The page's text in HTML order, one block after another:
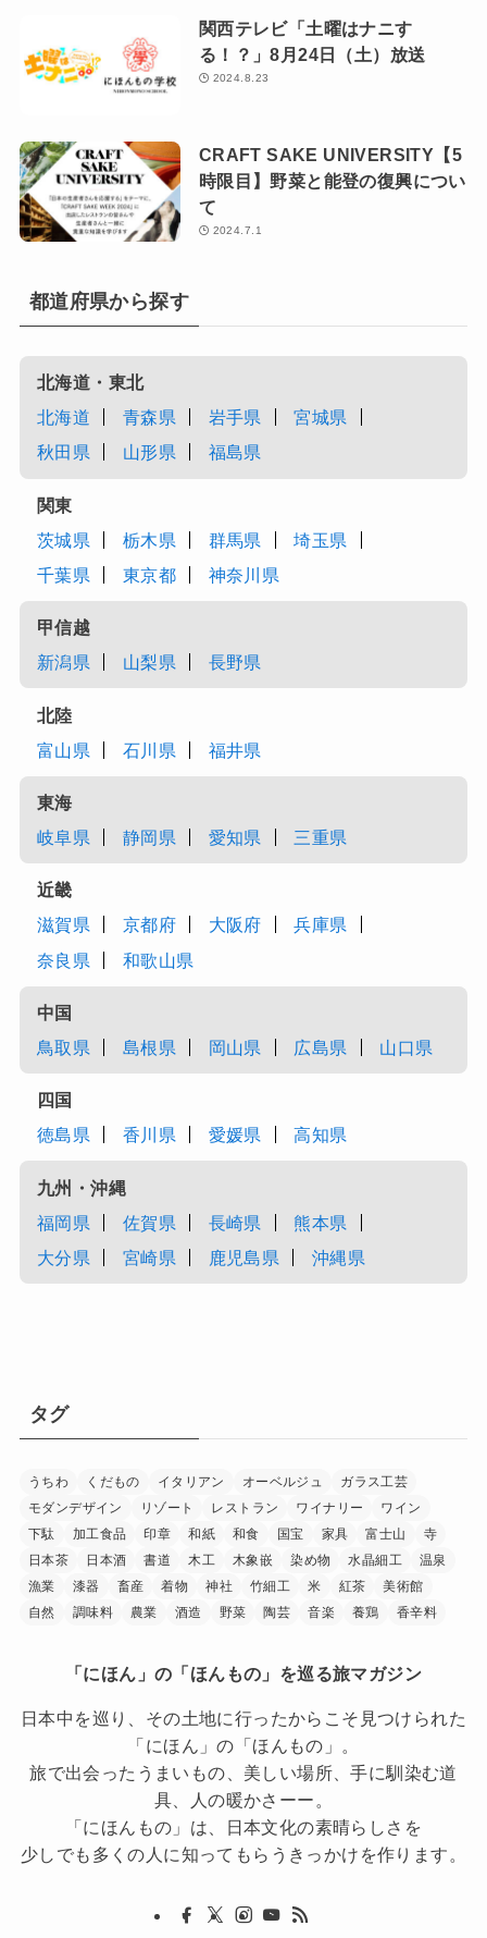
関西テレビ「土曜はナニす
る！？」8月24日（土）放送
2024.8.23
CRAFT SAKE UNIVERSITY【5
時限目】野菜と能登の復興につい
て
2024.7.1
都道府県から探す
北海道・東北
北海道
青森県 岩手県
宮城県
秋田県
山形県 福島県
関東
茨城県
栃木県 群馬県
埼玉県
千葉県
東京都 神奈川県
甲信越
新潟県
山梨県 長野県
北陸
富山県
石川県 福井県
東海
岐阜県
静岡県 愛知県 三重県
近畿
滋賀県
京都府 大阪府
兵庫県
奈良県
和歌山県
中国
鳥取県
島根県 岡山県 広島県 山口県
四国
徳島県
香川県 愛媛県 高知県
九州・沖縄
福岡県
佐賀県 長崎県
熊本県
大分県
宮崎県 鹿児島県 沖縄県
タグ
うちわ くだもの イタリアン オーベルジュ
ガラス工芸
モダンデザイン
リゾート レストラン ワイナリー
ワイン
下駄
加工食品 印章 和紙 和食 国宝 家具 富士山
寺
日本茶
日本酒 書道 木工 木象嵌 染め物 水晶細工
温泉
漁業
漆器 畜産 着物 神社 竹細工 米 紅茶
美術館
自然
調味料 農業 酒造 野菜 陶芸 音楽 養鶏 香辛料
「にほん」の「ほんもの」を巡る旅マガジン
日本中を巡り、その土地に行ったからこそ見つけられた
「にほん」の「ほんもの」。
旅で出会ったうまいもの、美しい場所、手に馴染む道
具、人の暖かさーー。
「にほんもの」は、日本文化の素晴らしさを
少しでも多くの人に知ってもらうきっかけを作ります。